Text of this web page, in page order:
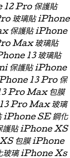
Pro 保護貼
玻璃貼 iPhone
保護貼 iPhone
Max 玻璃貼
13 玻璃貼
保護貼 iPhone
13 Pro 保
Pro Max 包膜
Pro Max 玻璃
iPhone SE 鋼化
護貼 iPhone XS
包膜 iPhone
玻璃 iPhone Xs